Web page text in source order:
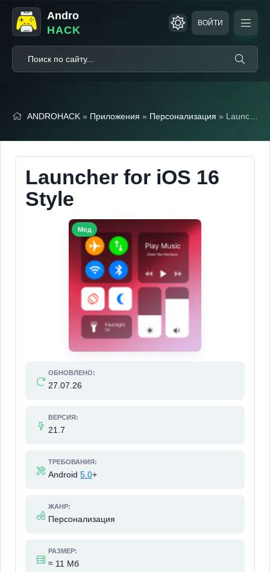
Andro
HACK
ВОЙТИ
ANDROHACK » Приложения » Персонализация » Launcher for iOS 16 Style (Мод, Unlocked)
Launcher for iOS 16
Style
ОБНОВЛЕНО:
27.07.26
ВЕРСИЯ:
21.7
ТРЕБОВАНИЯ:
Android 5.0+
ЖАНР:
Персонализация
РАЗМЕР:
≈ 11 Мб
Мод